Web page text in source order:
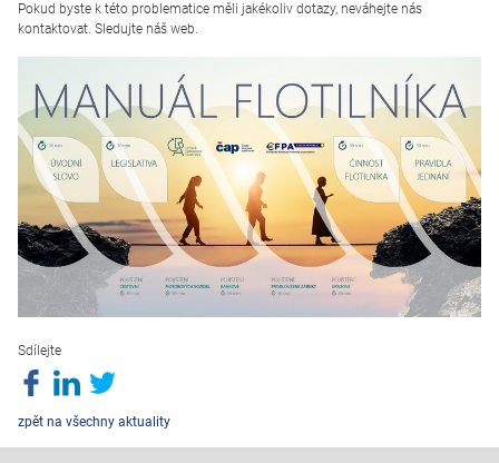
Pokud byste k této problematice měli jakékoliv dotazy, neváhejte nás
kontaktovat. Sledujte náš web.
Sdílejte
zpět na všechny aktuality